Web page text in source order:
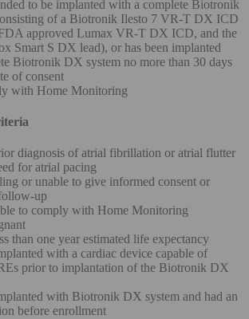
to be implanted with a complete Biotronik
of a Biotronik Ilesto 7 VR-T DX ICD
approved Lumax VR-T DX ICD, and the
Smart S DX lead), or has been implanted
Biotronik DX system no more than 30 days
of consent
with Home Monitoring
diagnosis of atrial fibrillation or atrial flutter
for atrial pacing
or unable to give informed consent or
up
to comply with Home Monitoring
than one year estimated life expectancy
with a cardiac device capable of
prior to implantation of the Biotronik DX
with Biotronik DX system and had an
before enrollment